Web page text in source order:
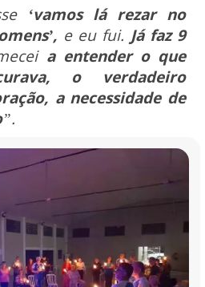
‘vamos lá rezar no
e eu fui. Já faz 9
a entender o que
o verdadeiro
a necessidade de
”.